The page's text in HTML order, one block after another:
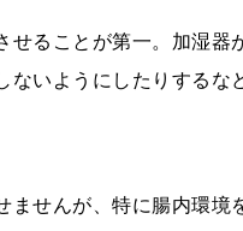
せることが第一。加湿
ないようにしたりするな
ませんが、特に腸内環境